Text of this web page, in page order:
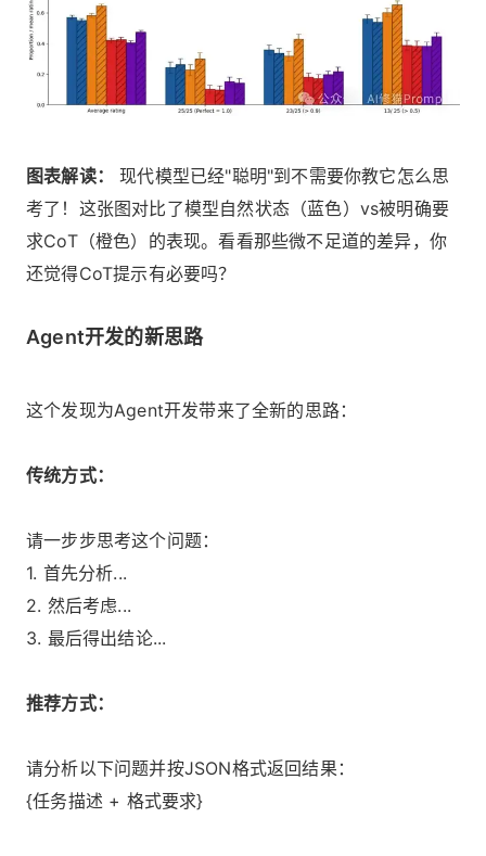
图表解读：
现代模型已经"聪明"到不需要你教它怎么思
考了！这张图对比了模型自然状态（蓝色）vs被明确要
求CoT（橙色）的表现。看看那些微不足道的差异，你
还觉得CoT提示有必要吗？
Agent开发的新思路
这个发现为Agent开发带来了全新的思路：
传统方式：
请一步步思考这个问题：
1. 首先分析...
2. 然后考虑...
3. 最后得出结论...
推荐方式：
请分析以下问题并按JSON格式返回结果：
{任务描述 + 格式要求}